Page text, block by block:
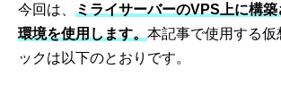
今回は、
ミライサーバーのVPS上に構
環境を使用します。 本記事で使用する
ックは以下のとおりです。